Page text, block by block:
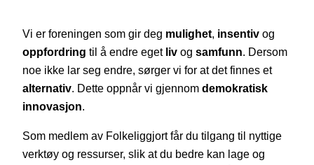
Vi er foreningen som gir deg mulighet, insentiv og
oppfordring til å endre eget liv og samfunn. Dersom
noe ikke lar seg endre, sørger vi for at det finnes et
alternativ. Dette oppnår vi gjennom demokratisk
innovasjon.
Som medlem av Folkeliggjort får du tilgang til nyttige
verktøy og ressurser, slik at du bedre kan lage og